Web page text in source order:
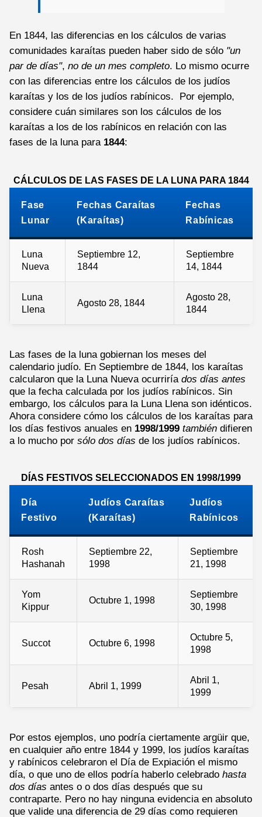
En 1844, las diferencias en los cálculos de varias
comunidades karaítas pueden haber sido de sólo "un
par de días", no de un mes completo. Lo mismo ocurre
con las diferencias entre los cálculos de los judíos
karaítas y los de los judíos rabínicos. Por ejemplo,
considere cuán similares son los cálculos de los
karaítas a los de los rabínicos en relación con las
fases de la luna para 1844:
CÁLCULOS DE LAS FASES DE LA LUNA PARA 1844
Fase
Lunar
Fechas Caraítas
(Karaítas)
Fechas
Rabínicas
Luna
Nueva
Septiembre 12,
1844
Septiembre
14, 1844
Luna
Llena
Agosto 28, 1844
Agosto 28,
1844
Las fases de la luna gobiernan los meses del
calendario judío. En Septiembre de 1844, los karaítas
calcularon que la Luna Nueva ocurriría dos días antes
que la fecha calculada por los judíos rabínicos. Sin
embargo, los cálculos para la Luna Llena son idénticos.
Ahora considere cómo los cálculos de los karaítas para
los días festivos anuales en 1998/1999 también difieren
a lo mucho por sólo dos días de los judíos rabínicos.
DÍAS FESTIVOS SELECCIONADOS EN 1998/1999
Día
Festivo
Judíos Caraítas
(Karaítas)
Judíos
Rabínicos
Rosh
Hashanah
Septiembre 22,
1998
Septiembre
21, 1998
Yom
Kippur
Octubre 1, 1998
Septiembre
30, 1998
Succot Octubre 6, 1998
Octubre 5,
1998
Pesah Abril 1, 1999
Abril 1,
1999
Por estos ejemplos, uno podría ciertamente argüir que,
en cualquier año entre 1844 y 1999, los judíos karaítas
y rabínicos celebraron el Día de Expiación el mismo
día, o que uno de ellos podría haberlo celebrado hasta
dos días antes o o dos días después que su
contraparte. Pero no hay ninguna evidencia en absoluto
que valide una diferencia de 29 días como requieren